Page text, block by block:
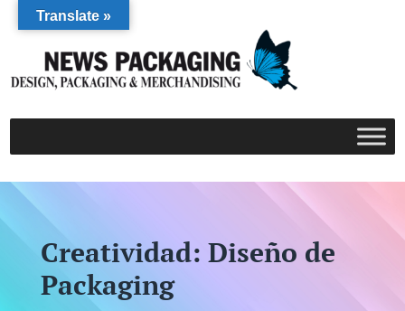
Creatividad: Diseño de
Packaging
Translate »